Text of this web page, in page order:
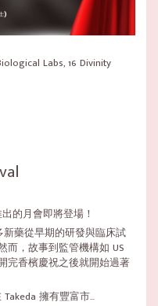
Labs, 16 Divinity
的月會即將登場！
新藥從早期的研發與臨床試
而，故事到監管機構如 US
完香檳慶祝之後就開始過著
擁有豐富市...